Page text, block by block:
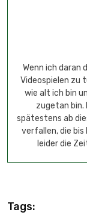
Wenn ich daran
Videospielen zu
wie alt ich bin
zugetan bin.
spätestens ab
verfallen, die
leider die
Tags: